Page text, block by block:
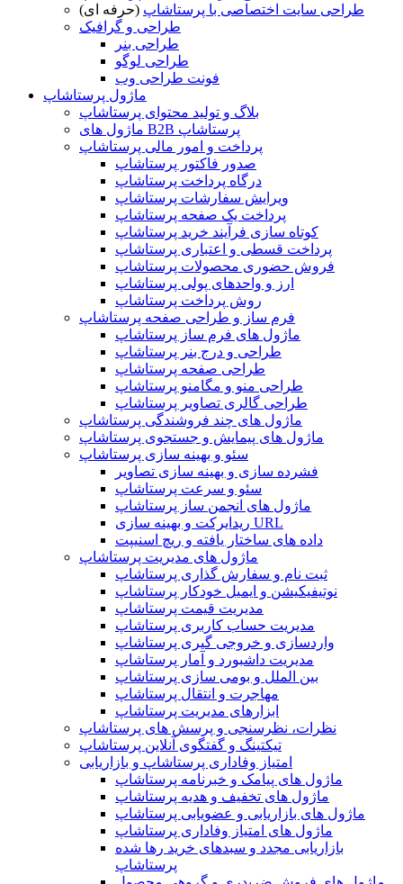
طراحی سایت اختصاصی با پرستاشاپ (حرفه ای)
طراحی و گرافیک
طراحی بنر
طراحی لوگو
فونت طراحی وب
ماژول پرستاشاپ
بلاگ و تولید محتوای پرستاشاپ
ماژول های B2B پرستاشاپ
پرداخت و امور مالی پرستاشاپ
صدور فاکتور پرستاشاپ
درگاه پرداخت پرستاشاپ
ویرایش سفارشات پرستاشاپ
پرداخت یک صفحه پرستاشاپ
کوتاه سازی فرآیند خرید پرستاشاپ
پرداخت قسطی و اعتباری پرستاشاپ
فروش حضوری محصولات پرستاشاپ
ارز و واحدهای پولی پرستاشاپ
روش پرداخت پرستاشاپ
فرم ساز و طراحی صفحه پرستاشاپ
ماژول های فرم ساز پرستاشاپ
طراحی و درج بنر پرستاشاپ
طراحی صفحه پرستاشاپ
طراحی منو و مگامنو پرستاشاپ
طراحی گالری تصاویر پرستاشاپ
ماژول های چند فروشندگی پرستاشاپ
ماژول های پیمایش و جستجوی پرستاشاپ
سئو و بهینه سازی پرستاشاپ
فشرده سازی و بهینه سازی تصاویر
سئو و سرعت پرستاشاپ
ماژول های انجمن ساز پرستاشاپ
ریدایرکت و بهینه سازی URL
داده های ساختار یافته و ریچ اسنیپت
ماژول های مدیریت پرستاشاپ
ثبت نام و سفارش گذاری پرستاشاپ
نوتیفیکیشن و ایمیل خودکار پرستاشاپ
مدیریت قیمت پرستاشاپ
مدیریت حساب کاربری پرستاشاپ
واردسازی و خروجی گیری پرستاشاپ
مدیریت داشبورد و آمار پرستاشاپ
بین الملل و بومی سازی پرستاشاپ
مهاجرت و انتقال پرستاشاپ
ابزارهای مدیریت پرستاشاپ
نظرات، نظرسنجی و پرسش های پرستاشاپ
تیکتینگ و گفتگوی آنلاین پرستاشاپ
امتیاز وفاداری پرستاشاپ و بازاریابی
ماژول های پیامک و خبرنامه پرستاشاپ
ماژول های تخفیف و هدیه پرستاشاپ
ماژول های بازاریابی و عضویابی پرستاشاپ
ماژول های امتیاز وفاداری پرستاشاپ
بازاریابی مجدد و سبدهای خرید رها شده
پرستاشاپ